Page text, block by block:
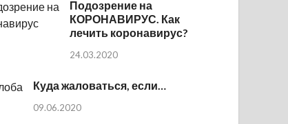
Подозрение на
КОРОНАВИРУС. Как
лечить коронавирус?
24.03.2020
Куда жаловаться, если…
09.06.2020